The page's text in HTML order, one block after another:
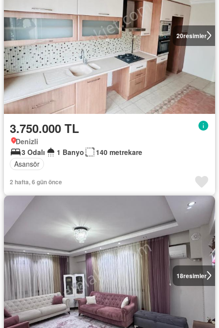
20resimler
3.750.000 TL
Denizli
3 Odalı
1 Banyo
140 metrekare
Asansör
2 hafta, 6 gün önce
18resimler